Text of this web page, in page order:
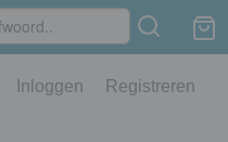
Inloggen Registreren